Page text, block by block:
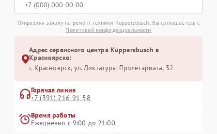
Отправляя заявку на ремонт техники Kuppersbusch, Вы соглашаетесь с
Политикой конфиденциальности
Адрес сервисного центра Kuppersbusch в
Красноярске:
г. Красноярск, ул. Диктатуры Пролетариата, 32
Горячая линия
+7 (391) 216-91-58
Время работы
Ежедневно с 9:00 до 21:00